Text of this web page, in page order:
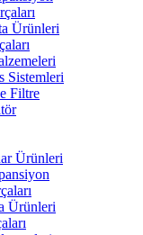
Ürünleri
Sistemleri
Filtre
Ürünleri
Ürünleri